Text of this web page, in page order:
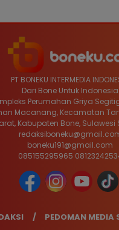
PT BONEKU INTERMEDIA
Dari Bone Untuk Indonesia
Perumahan Griya
Macanang, Kecamatan
Kabupaten Bone, Sulawesi
boneku191@gmail.com
085155295965
PEDOMAN MEDIA